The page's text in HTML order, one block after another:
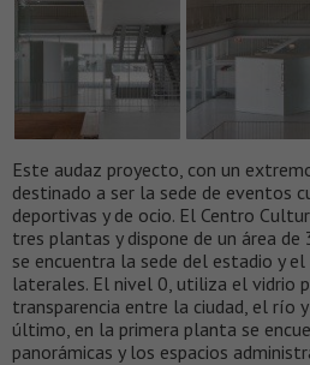
Este audaz proyecto, con un
destinado a ser la sede de eventos
deportivas y de ocio. El Centro
tres plantas y dispone de un área
se encuentra la sede del estadio y
laterales. El nivel 0, utiliza el vidrio
transparencia entre la ciudad, el río
último, en la primera planta se
panorámicas y los espacios